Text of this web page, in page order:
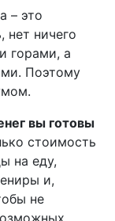
– это
нет ничего
горами, а
Поэтому
вы готовы
стоимость
на еду,
и,
не